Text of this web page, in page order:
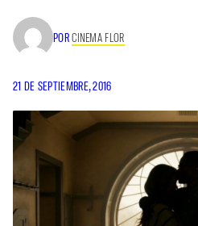
PORCINEMA FLOR
21 DE SEPTIEMBRE, 2016